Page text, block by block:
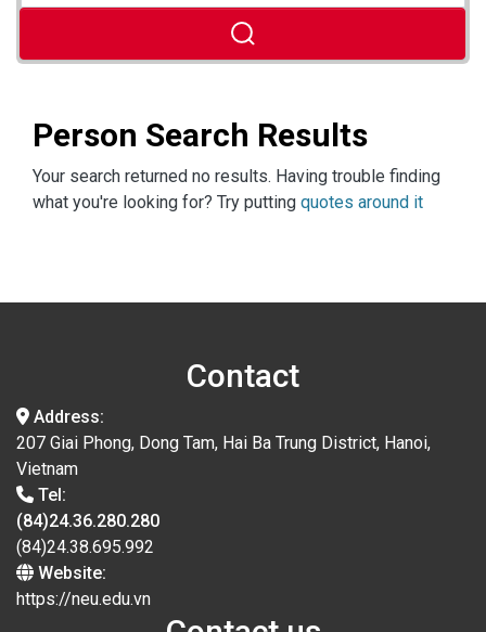
Person Search Results
Your search returned no results. Having trouble finding
what you're looking for? Try putting quotes around it
Contact
Address:
207 Giai Phong, Dong Tam, Hai Ba Trung District, Hanoi,
Vietnam
Tel:
(84)24.36.280.280
(84)24.38.695.992
Website:
https://neu.edu.vn